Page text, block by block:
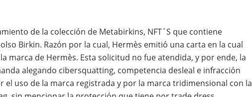
de la colección de Metabirkins, NFT´S que contiene
Birkin. Razón por la cual, Hermès emitió una carta en la cual
marca de Hermès. Esta solicitud no fue atendida, y por ende, la
alegando cibersquatting, competencia desleal e infracción
el uso de la marca registrada y por la marca tridimensional con la